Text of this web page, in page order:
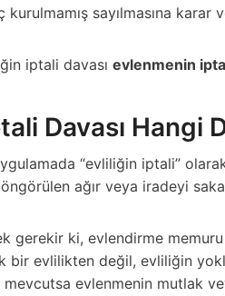
sayılmasına karar
iptali davası evlenmenin
Davası Hangi
“evliliğin iptali”
ağır veya iradeyi
gerekir ki, evlendirme memuru
bir evlilikten değil, evliliğin
evlenmenin mutlak